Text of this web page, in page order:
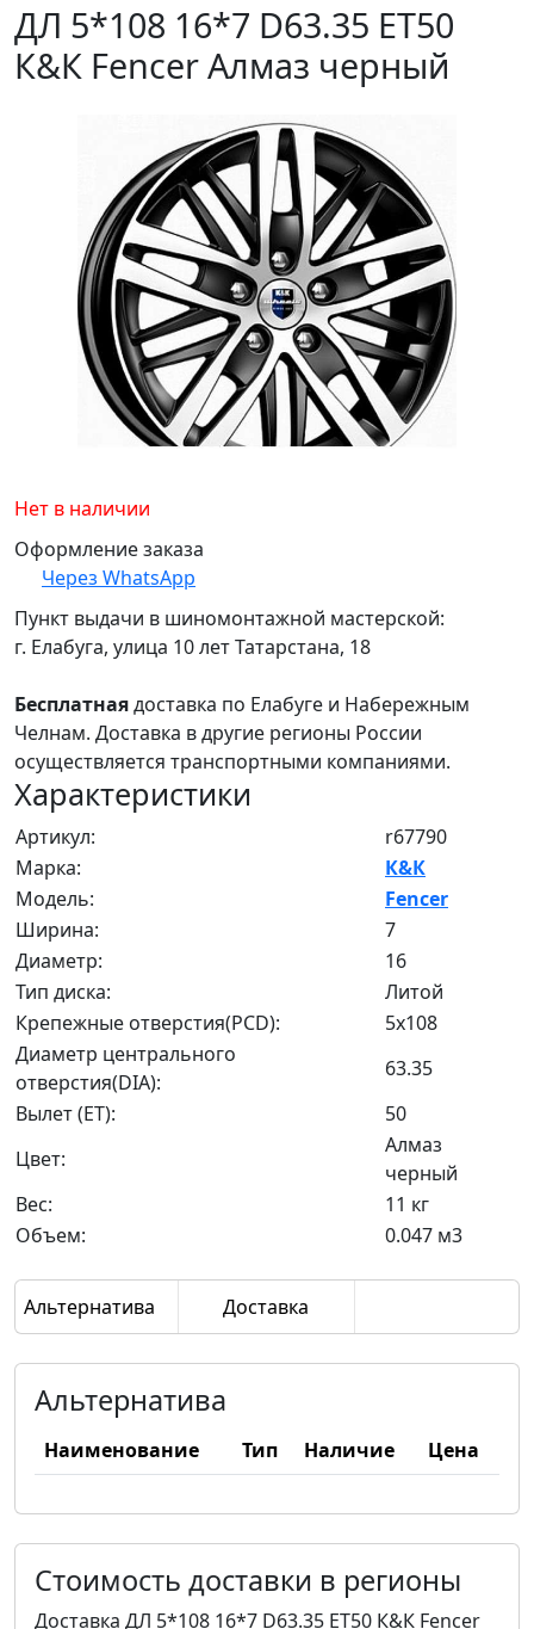
ДЛ 5*108 16*7 D63.35 ET50
К&К Fencer Алмаз черный
Нет в наличии
Оформление заказа
Через WhatsApp
Пункт выдачи в шиномонтажной мастерской:
г. Елабуга, улица 10 лет Татарстана, 18
Бесплатнаядоставка по Елабуге и Набережным
Челнам. Доставка в другие регионы России
осуществляется транспортными компаниями.
Характеристики
Артикул:
r67790
Марка:
К&К
Модель:
Fencer
Ширина:
7
Диаметр:
16
Тип диска:
Литой
Крепежные отверстия(PCD):
5x108
Диаметр центрального
отверстия(DIA):
63.35
Вылет (ET):
50
Цвет:
Алмаз
черный
Вес:
11 кг
Объем:
0.047 м3
Альтернатива Доставка
Альтернатива
Наименование Тип Наличие Цена
Стоимость доставки в регионы
Доставка ДЛ 5*108 16*7 D63.35 ET50 К&К Fencer